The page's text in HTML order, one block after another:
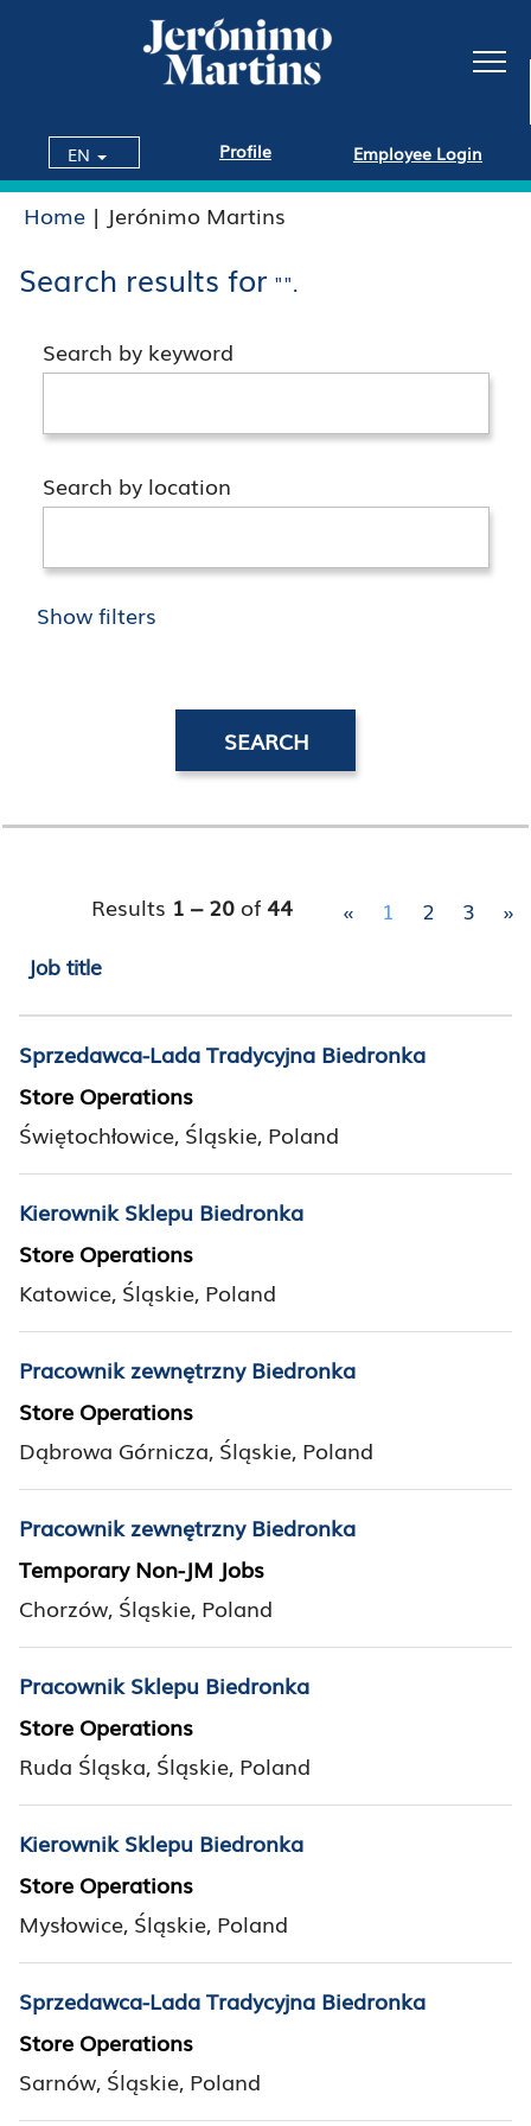
EN Profile Employee Login
Home | Jerónimo Martins
Search results for "".
Search by keyword
Search by location
Show filters
Results 1 – 20 of 44 « 1 2 3 »
Job title
Sprzedawca-Lada Tradycyjna Biedronka
Store Operations
Świętochłowice, Śląskie, Poland
Kierownik Sklepu Biedronka
Store Operations
Katowice, Śląskie, Poland
Pracownik zewnętrzny Biedronka
Store Operations
Dąbrowa Górnicza, Śląskie, Poland
Pracownik zewnętrzny Biedronka
Temporary Non-JM Jobs
Chorzów, Śląskie, Poland
Pracownik Sklepu Biedronka
Store Operations
Ruda Śląska, Śląskie, Poland
Kierownik Sklepu Biedronka
Store Operations
Mysłowice, Śląskie, Poland
Sprzedawca-Lada Tradycyjna Biedronka
Store Operations
Sarnów, Śląskie, Poland